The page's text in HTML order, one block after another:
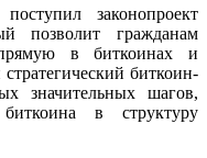
законопроект
позволит гражданам
в биткоинах и
биткоин-
значительных шагов,
в структуру